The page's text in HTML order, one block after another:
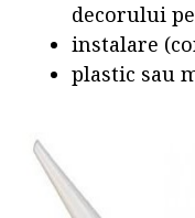
decorului
instalare
plastic sau